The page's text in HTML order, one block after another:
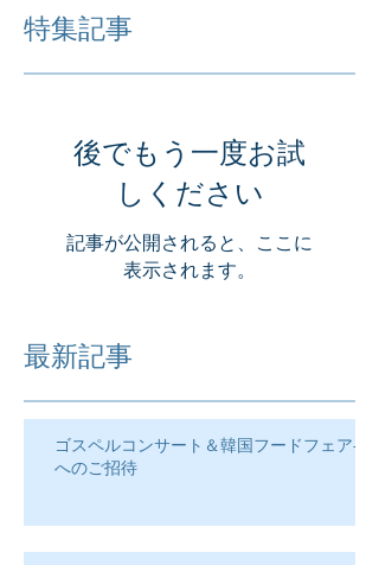
特集記事
後でもう一度お試
しください
記事が公開されると、ここに
表示されます。
最新記事
ゴスペルコンサート＆韓国フードフェア―
へのご招待